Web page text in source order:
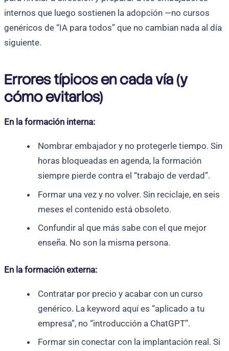
internos que luego sostienen la adopción —no cursos
genéricos de “IA para todos” que no cambian nada al día
siguiente.
Errores típicos en cada vía (y
cómo evitarlos)
En la formación interna:
Nombrar embajador y no protegerle tiempo. Sin
horas bloqueadas en agenda, la formación
siempre pierde contra el “trabajo de verdad”.
Formar una vez y no volver. Sin reciclaje, en seis
meses el contenido está obsoleto.
Confundir al que más sabe con el que mejor
enseña. No son la misma persona.
En la formación externa:
Contratar por precio y acabar con un curso
genérico. La keyword aquí es “aplicado a tu
empresa”, no “introducción a ChatGPT”.
Formar sin conectar con la implantación real. Si